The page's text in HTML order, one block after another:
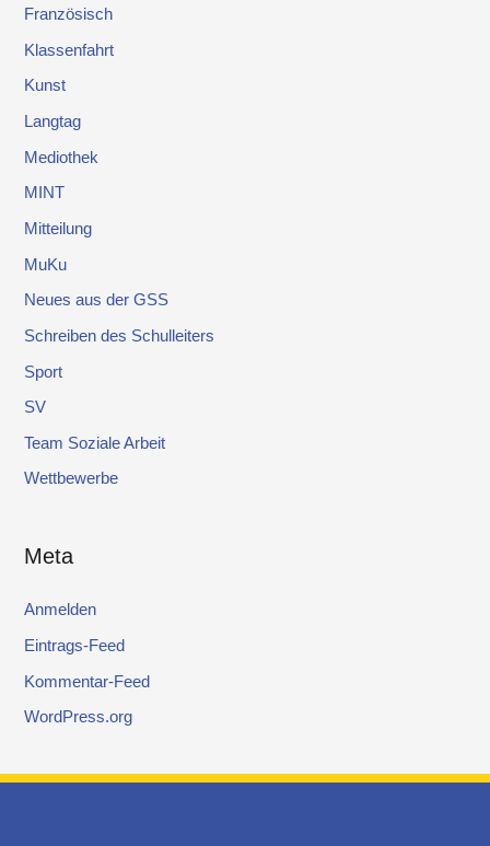
Französisch
Klassenfahrt
Kunst
Langtag
Mediothek
MINT
Mitteilung
MuKu
Neues aus der GSS
Schreiben des Schulleiters
Sport
SV
Team Soziale Arbeit
Wettbewerbe
Meta
Anmelden
Eintrags-Feed
Kommentar-Feed
WordPress.org